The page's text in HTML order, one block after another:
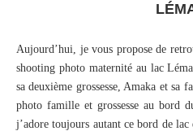
Aujourd’hui, je vous propose de
shooting photo maternité au lac
sa deuxième grossesse, Amaka et sa
photo famille et grossesse au bord
j’adore toujours autant ce bord de